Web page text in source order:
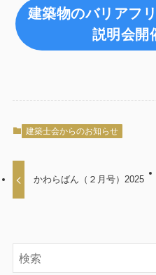
建築物のバリアフ
説明会開
建築士会からのお知らせ
かわらばん（２月号）2025